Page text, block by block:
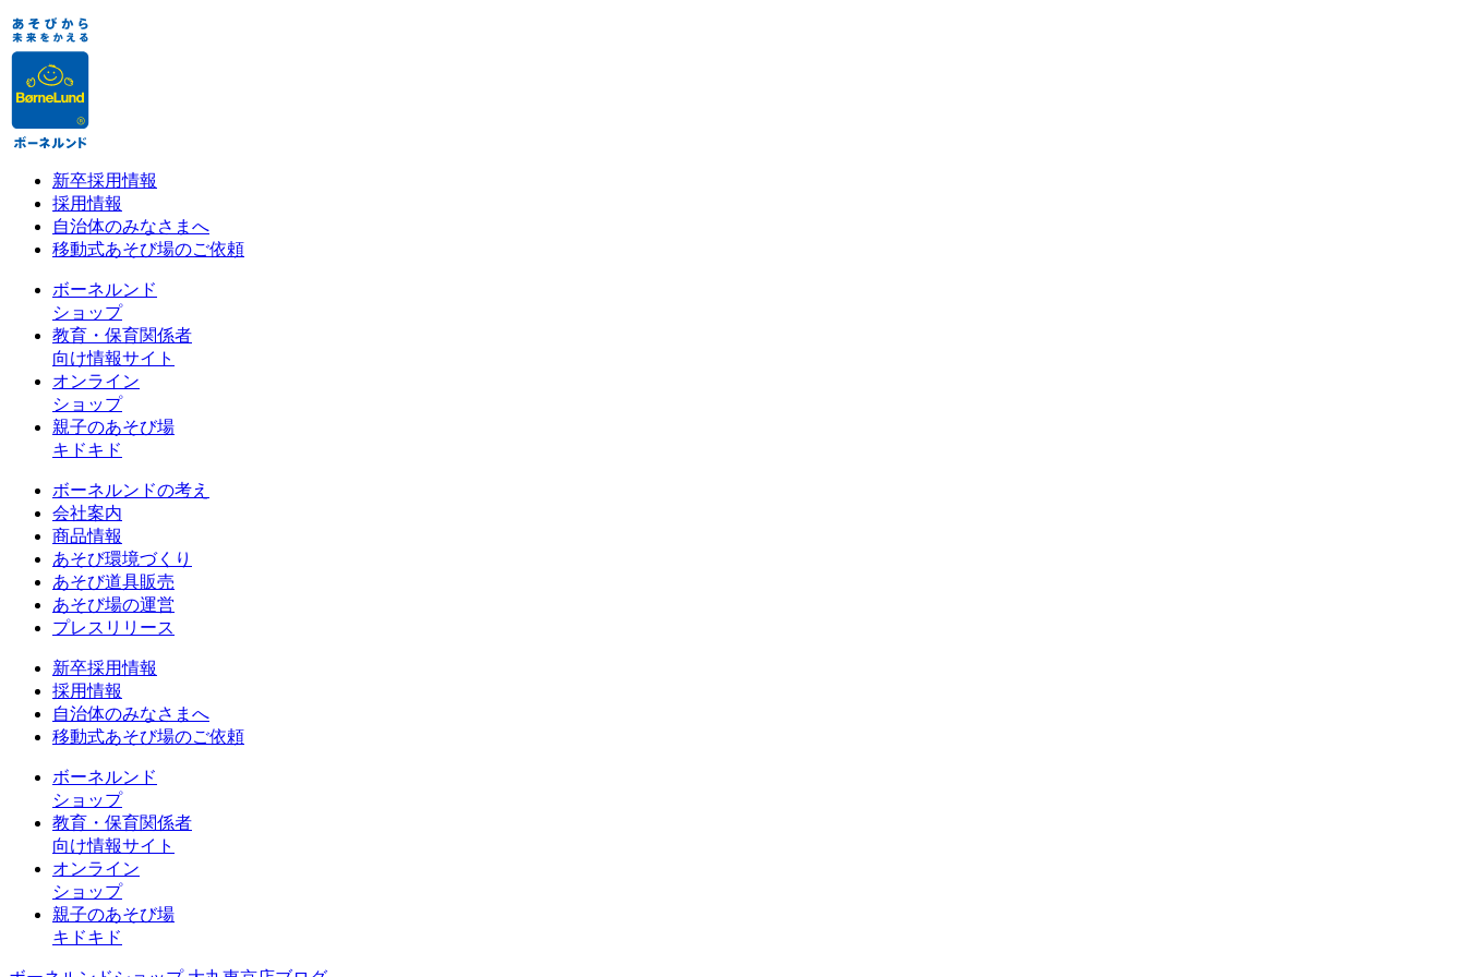
新卒採用情報
採用情報
自治体のみなさまへ
移動式あそび場のご依頼
ボーネルンド
ショップ
教育・保育関係者
向け情報サイト
オンライン
ショップ
親子のあそび場
キドキド
ボーネルンドの考え
会社案内
商品情報
あそび環境づくり
あそび道具販売
あそび場の運営
プレスリリース
新卒採用情報
採用情報
自治体のみなさまへ
移動式あそび場のご依頼
ボーネルンド
ショップ
教育・保育関係者
向け情報サイト
オンライン
ショップ
親子のあそび場
キドキド